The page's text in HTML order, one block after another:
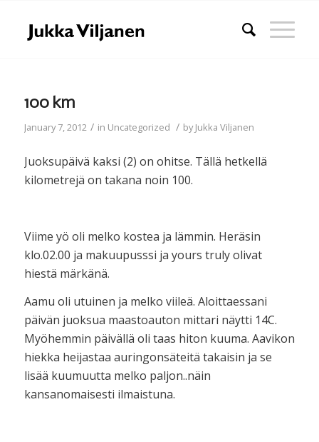
100 km
January 7, 2012 / in Uncategorized / byJukka Viljanen
Juoksupäivä kaksi (2) on ohitse. Tällä hetkellä
kilometrejä on takana noin 100.
Viime yö oli melko kostea ja lämmin. Heräsin
klo.02.00 ja makuupusssi ja yours truly olivat
hiestä märkänä.
Aamu oli utuinen ja melko viileä. Aloittaessani
päivän juoksua maastoauton mittari näytti 14C.
Myöhemmin päivällä oli taas hiton kuuma. Aavikon
hiekka heijastaa auringonsäteitä takaisin ja se
lisää kuumuutta melko paljon..näin
kansanomaisesti ilmaistuna.